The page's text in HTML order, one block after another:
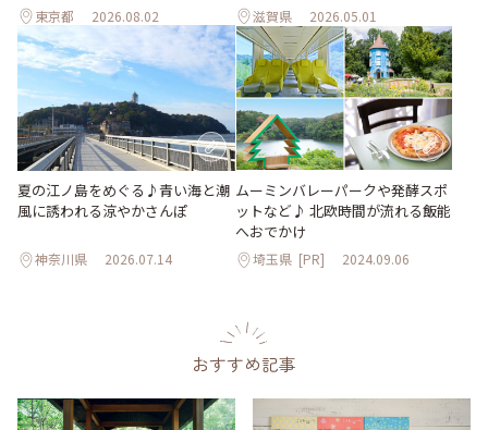
東京都 2026.08.02 滋賀県 2026.05.01
夏の江ノ島をめぐる♪青い海と潮
風に誘われる涼やかさんぽ
神奈川県 2026.07.14
ムーミンバレーパークや発酵スポ
ットなど♪ 北欧時間が流れる飯能
へおでかけ
埼玉県 [PR] 2024.09.06
おすすめ記事